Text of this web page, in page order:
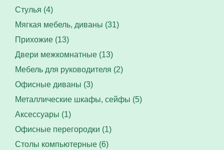
Стулья (4)
Мягкая мебель, диваны (31)
Прихожие (13)
Двери межкомнатные (13)
Мебель для руководителя (2)
Офисные диваны (3)
Металлические шкафы, сейфы (5)
Аксессуары (1)
Офисные перегородки (1)
Столы компьютерные (6)